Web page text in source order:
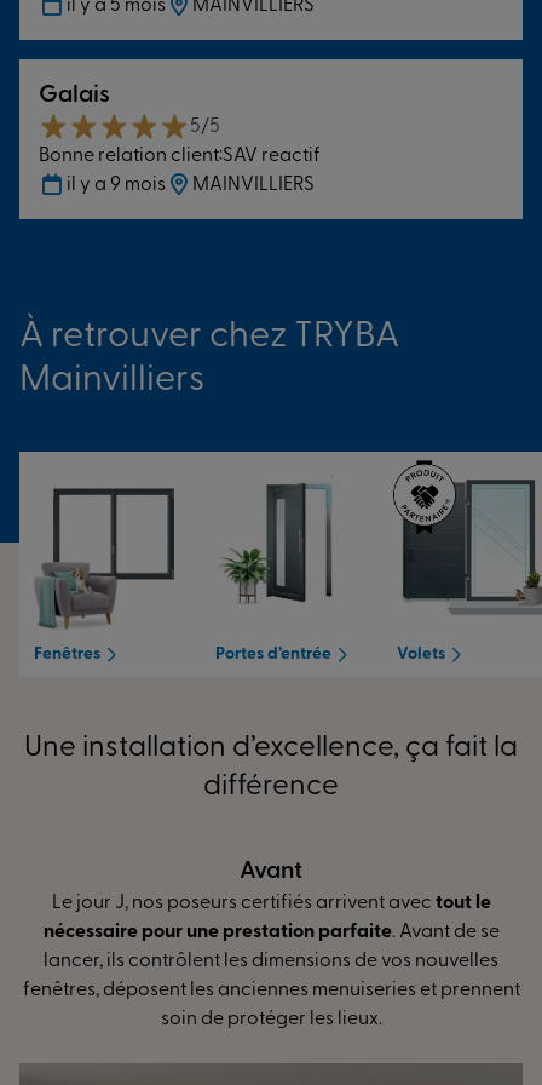
Qualibat
et entraînés en permanence par nos soins.
économies d’énergies. Vous gagnez un
accompagnement par des experts certifiés, une garantie
de qualité ! Notre équipe de pose veille à la qualité de
service et vous fait gagner du temps durant l’ensemble
des travaux.Discutons de votre projet dès à présent.
il y a 5 mois
MAINVILLIERS
Galais
5/5
Bonne relation client:SAV reactif
il y a 9 mois
MAINVILLIERS
À retrouver chez TRYBA
Mainvilliers
Fenêtres Portes d’entrée Volets
Une installation d’excellence, ça fait la
différence
avectout le
. Avant de se
vos nouvelles
et prennent
L’installation peut débuter !
réglage des ouvrants... Nos poseurs
mesure vous assurentdes finitions
une isolation optimaleet de plus